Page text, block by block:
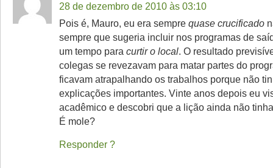
28 de dezembro de 2010 às 03:10
Pois é, Mauro, eu era sempre quase crucificado
sempre que sugeria incluir nos programas de
um tempo para curtir o local. O resultado
colegas se revezavam para matar partes do
ficavam atrapalhando os trabalhos porque não
explicações importantes. Vinte anos depois eu
acadêmico e descobri que a lição ainda não
É mole?
Responder